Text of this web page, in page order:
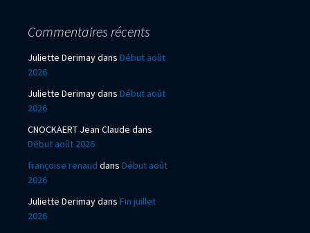
Commentaires récents
Juliette Derimaydans Début août
2026
Juliette Derimaydans Début août
2026
CNOCKAERT Jean Claude dans
Début août 2026
françoise renaud dans Début août
2026
Juliette Derimaydans Fin juillet
2026